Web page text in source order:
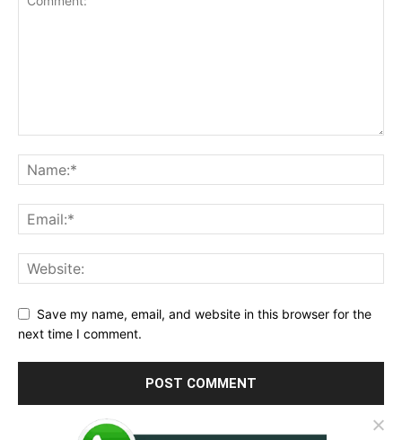
Save my name, email, and website in this browser for the
next time I comment.